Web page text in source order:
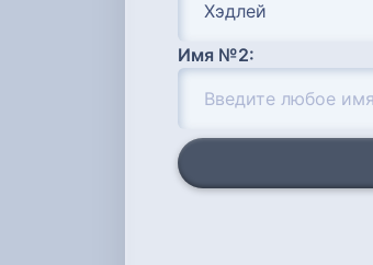
Имя №2: